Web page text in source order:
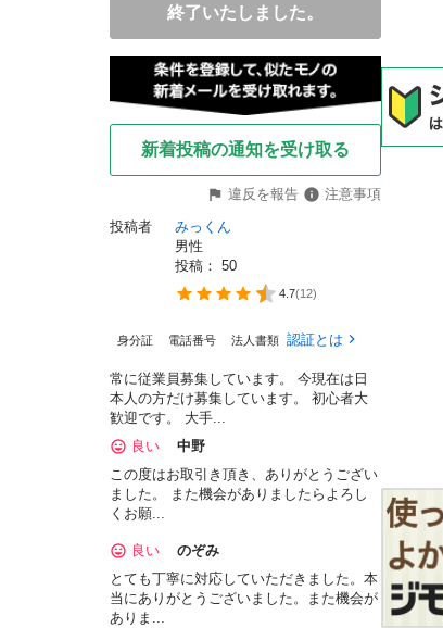
終了いたしました。
新着投稿の通知を受け取る
違反を報告
注意事項
投稿者
みっくん
男性
投稿： 50
4.7(12)
身分証 電話番号 法人書類 認証とは
常に従業員募集しています。 今現在は日
本人の方だけ募集しています。 初心者大
歓迎です。 大手...
良い
中野
この度はお取引き頂き、ありがとうござい
ました。 また機会がありましたらよろし
くお願...
良い
のぞみ
とても丁寧に対応していただきました。本
当にありがとうございました。また機会が
ありま...